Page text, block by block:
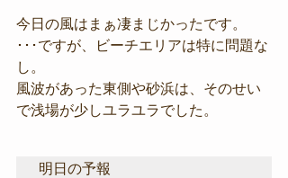
今日の風はまぁ凄まじかったです。
･･･ですが、ビーチエリアは特に問題な
し。
風波があった東側や砂浜は、そのせい
で浅場が少しユラユラでした。
明日の予報